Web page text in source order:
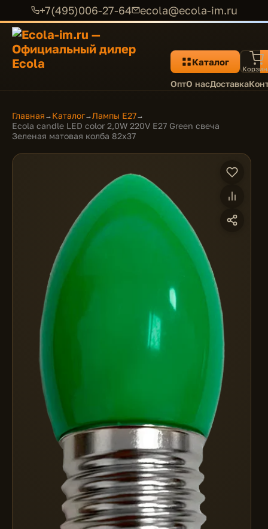
+7(495)006-27-64 ecola@ecola-im.ru
Каталог
ОптО насДоставка
Главная → Каталог→Лампы E27→
Ecola candle LED color 2,0W 220V E27 Green свеча
Зеленая матовая колба 82x37